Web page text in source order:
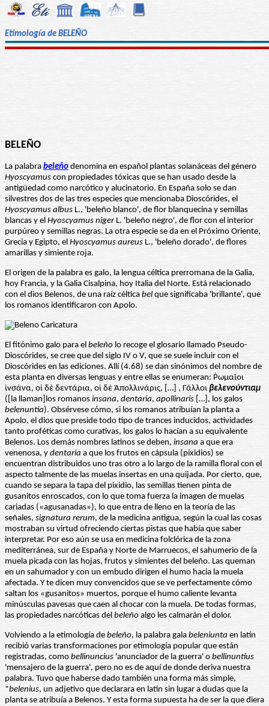
Etimología de BELEÑO
BELEÑO
La palabra beleño denomina en español plantas solanáceas del género
Hyoscyamus con propiedades tóxicas que se han usado desde la
antigüedad como narcótico y alucinatorio. En España solo se dan
silvestres dos de las tres especies que mencionaba Dioscórides, el
Hyoscyamus albus L., 'beleño blanco', de flor blanquecina y semillas
blancas y el Hyoscyamus nigerL. 'beleño negro', de flor con el interior
purpúreo y semillas negras. La otra especie se da en el Próximo Oriente,
Grecia y Egipto, el Hyoscyamus aureus L., 'beleño dorado', de flores
amarillas y simiente roja.
El origen de la palabra es galo, la lengua céltica prerromana de la Galia,
hoy Francia, y la Galia Cisalpina, hoy Italia del Norte. Está relacionado
con el dios Belenos, de una raíz céltica bel que significaba 'brillante', que
los romanos identificaron con Apolo.
El fitónimo galo para el beleño lo recoge el glosario llamado Pseudo-
Dioscórides, se cree que del siglo IV o V, que se suele incluir con el
Dioscórides en las ediciones. Allí (4.68) se dan sinónimos del nombre de
esta planta en diversas lenguas y entre ellas se enumeran: Ῥωμαῖοι
ἰνσάνα, οἱ δὲ δεντάρια, οἱ δὲ Ἀπολλινάρις, […] , Γάλλοι βελενούντιαμ
([la llaman]los romanos insana, dentaria, apollinaris […], los galos
belenuntia). Obsérvese cómo, si los romanos atribuían la planta a
Apolo, el dios que preside todo tipo de trances inducidos, actividades
tanto proféticas como curativas, los galos lo hacían a su equivalente
Belenos. Los demás nombres latinos se deben, insana a que era
venenosa, y dentaria a que los frutos en cápsula (pixidios) se
encuentran distribuidos uno tras otro a lo largo de la ramilla floral con el
aspecto talmente de las muelas insertas en una quijada. Por cierto, que,
cuando se separa la tapa del pixidio, las semillas tienen pinta de
gusanitos enroscados, con lo que toma fuerza la imagen de muelas
cariadas («agusanadas»), lo que entra de lleno en la teoría de las
señales, signatura rerum, de la medicina antigua, según la cual las cosas
mostraban su virtud ofreciendo ciertas pistas que había que saber
interpretar. Por eso aún se usa en medicina folclórica de la zona
mediterránea, sur de España y Norte de Marruecos, el sahumerio de la
muela picada con las hojas, frutos y simientes del beleño. Las queman
en un sahumador y con un embudo dirigen el humo hacia la muela
afectada. Y te dicen muy convencidos que se ve perfectamente cómo
saltan los «gusanitos» muertos, porque el humo caliente levanta
minúsculas pavesas que caen al chocar con la muela. De todas formas,
las propiedades narcóticas del beleño algo les calmarán el dolor.
Volviendo a la etimología de beleño, la palabra gala beleniunta en latín
recibió varias transformaciones por etimología popular que están
registradas, como bellinuncius 'anunciador de la guerra' o bellinuntius
'mensajero de la guerra', pero no es de aquí de donde deriva nuestra
palabra. Tuvo que haberse dado también una forma más simple,
*belenius, un adjetivo que declarara en latín sin lugar a dudas que la
planta se atribuía a Belenos. Y esta forma supuesta ha de ser la que diera